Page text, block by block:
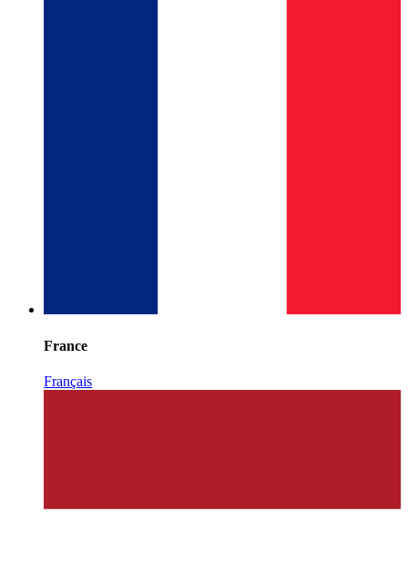
France
Français